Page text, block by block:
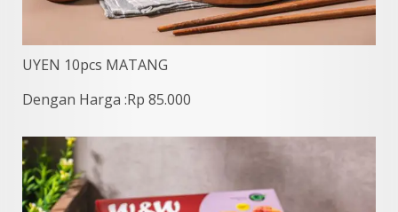
UYEN 10pcs MATANG
Dengan Harga :Rp 85.000